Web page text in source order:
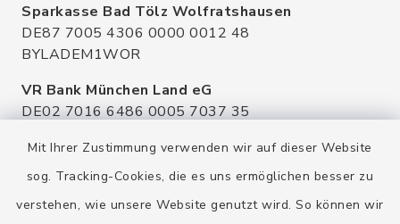
Mit Ihrer Zustimmung verwenden wir auf dieser Website
sog. Tracking-Cookies, die es uns ermöglichen besser zu
verstehen, wie unsere Website genutzt wird. So können wir
Sparkasse Bad Tölz Wolfratshausen
DE87 7005 4306 0000 0012 48
BYLADEM1WOR
VR Bank München Land eG
DE02 7016 6486 0005 7037 35
Raiffeisenbank Isar Loisachtal eG
DE92 7016 9543 0001 0005 00
GENODEF1HHS